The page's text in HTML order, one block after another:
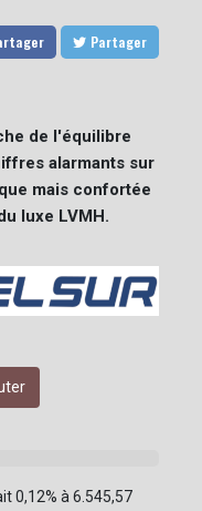
Partager
de l'équilibre
alarmants sur
mais confortée
luxe LVMH.
0,12% à 6.545,57